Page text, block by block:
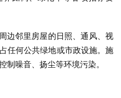
边邻里房屋的日照、通风、视
任何公共绿地或市政设施。施
制噪音、扬尘等环境污染。